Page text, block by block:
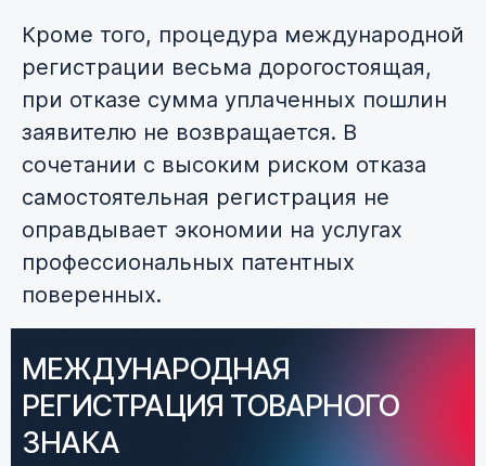
Кроме того, процедура международной
регистрации весьма дорогостоящая,
при отказе сумма уплаченных пошлин
заявителю не возвращается. В
сочетании с высоким риском отказа
самостоятельная регистрация не
оправдывает экономии на услугах
профессиональных патентных
поверенных.
МЕЖДУНАРОДНАЯ
РЕГИСТРАЦИЯ ТОВАРНОГО
ЗНАКА